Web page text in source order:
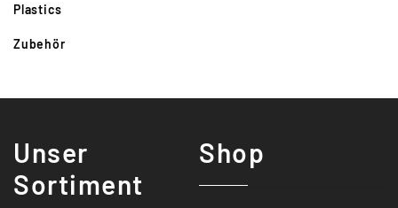
Plastics
Zubehör
Unser
Sortiment
Shop